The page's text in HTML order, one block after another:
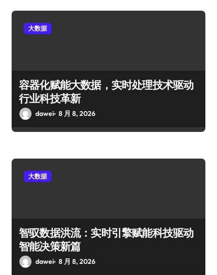
大数据
容器化赋能大数据，实时处理技术驱动
行业科技革新
dawei 8 月 8, 2026
大数据
智驭数据洪流：实时引擎赋能科技驱动
智能决策新篇
dawei 8 月 8, 2026